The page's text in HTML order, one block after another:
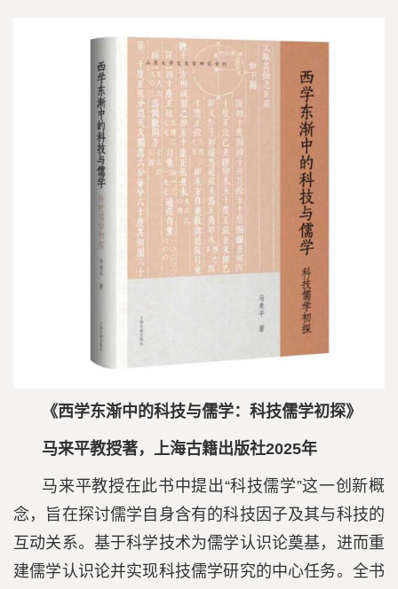
《西学东渐中的科技与儒学：科技儒学初探》
马来平教授著，上海古籍出版社2025年
马来平教授在此书中提出“科技儒学”这一创新概
念，旨在探讨儒学自身含有的科技因子及其与科技的
互动关系。基于科学技术为儒学认识论奠基，进而重
建儒学认识论并实现科技儒学研究的中心任务。全书